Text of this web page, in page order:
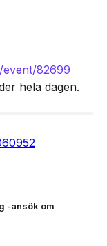
82699
hela dagen.
-ansök om